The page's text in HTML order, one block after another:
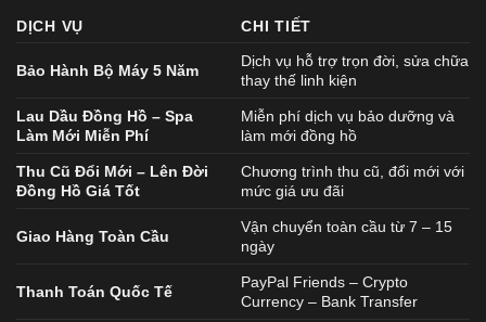
DỊCH VỤ CHI TIẾT
Bảo Hành Bộ Máy 5 Năm
Dịch vụ hỗ trợ trọn đời, sửa chữa
thay thế linh kiện
Lau Dầu Đồng Hồ – Spa
Làm Mới Miễn Phí
Miễn phí dịch vụ bảo dưỡng và
làm mới đồng hồ
Thu Cũ Đổi Mới – Lên Đời
Đồng Hồ Giá Tốt
Chương trình thu cũ, đổi mới với
mức giá ưu đãi
Giao Hàng Toàn Cầu
Vận chuyển toàn cầu từ 7 – 15
ngày
Thanh Toán Quốc Tế
PayPal Friends – Crypto
Currency – Bank Transfer